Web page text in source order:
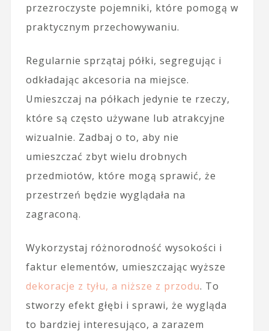
przezroczyste pojemniki, które pomogą w
praktycznym przechowywaniu.
Regularnie sprzątaj półki, segregując i
odkładając akcesoria na miejsce.
Umieszczaj na półkach jedynie te rzeczy,
które są często używane lub atrakcyjne
wizualnie. Zadbaj o to, aby nie
umieszczać zbyt wielu drobnych
przedmiotów, które mogą sprawić, że
przestrzeń będzie wyglądała na
zagraconą.
Wykorzystaj różnorodność wysokości i
faktur elementów, umieszczając wyższe
dekoracje z tyłu, a niższe z przodu. To
stworzy efekt głębi i sprawi, że wygląda
to bardziej interesująco, a zarazem